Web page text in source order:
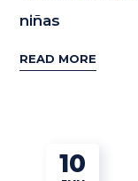
niñas
READ MORE
10